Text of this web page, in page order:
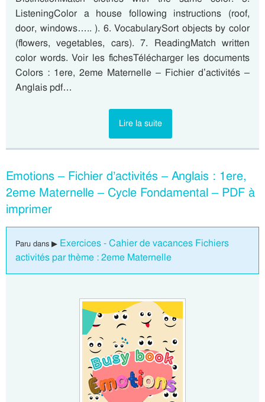
ListeningColor a house following instructions (roof,
door, windows….. ). 6. VocabularySort objects by color
(flowers, vegetables, cars). 7. ReadingMatch written
color words. Voir les fichesTélécharger les documents
Colors : 1ere, 2eme Maternelle – Fichier d’activités –
Anglais pdf…
Lire la suite
Emotions – Fichier d’activités – Anglais : 1ere,
2eme Maternelle – Cycle Fondamental – PDF à
imprimer
Paru dans ▶ Exercices - Cahier de vacances Fichiers
activités par thème : 2eme Maternelle